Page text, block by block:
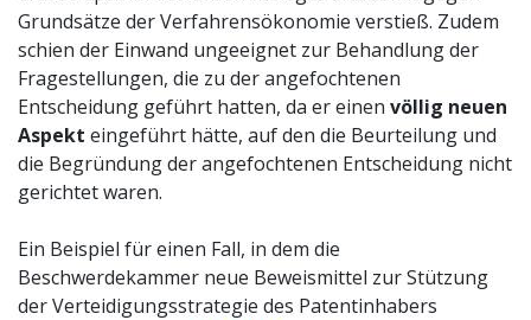
Grundsätze der Verfahrensökonomie verstieß. Zudem
schien der Einwand ungeeignet zur Behandlung der
Fragestellungen, die zu der angefochtenen
Entscheidung geführt hatten, da er einen völlig neuen
Aspekt eingeführt hätte, auf den die Beurteilung und
die Begründung der angefochtenen Entscheidung nicht
gerichtet waren.
Ein Beispiel für einen Fall, in dem die
Beschwerdekammer neue Beweismittel zur Stützung
der Verteidigungsstrategie des Patentinhabers